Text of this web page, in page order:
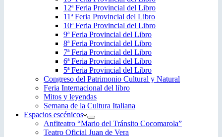
12ª Feria Provincial del Libro
11ª Feria Provincial del Libro
10ª Feria Provincial del Libro
9ª Feria Provincial del Libro
8ª Feria Provincial del Libro
7ª Feria Provincial del Libro
6ª Feria Provincial del Libro
5ª Feria Provincial del Libro
Congreso del Patrimonio Cultural y Natural
Feria Internacional del libro
Mitos y leyendas
Semana de la Cultura Italiana
Espacios escénicos
Anfiteatro “Mario del Tránsito Cocomarola”
Teatro Oficial Juan de Vera